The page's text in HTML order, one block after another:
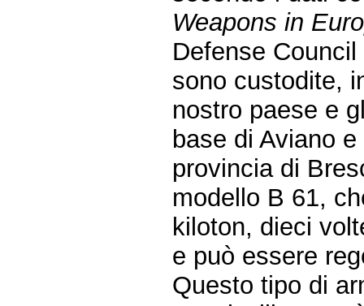
Weapons in
Defense
sono custodite,
nostro paese e
base di Aviano
provincia di
modello B 61,
kiloton, dieci
e può essere
Questo tipo di